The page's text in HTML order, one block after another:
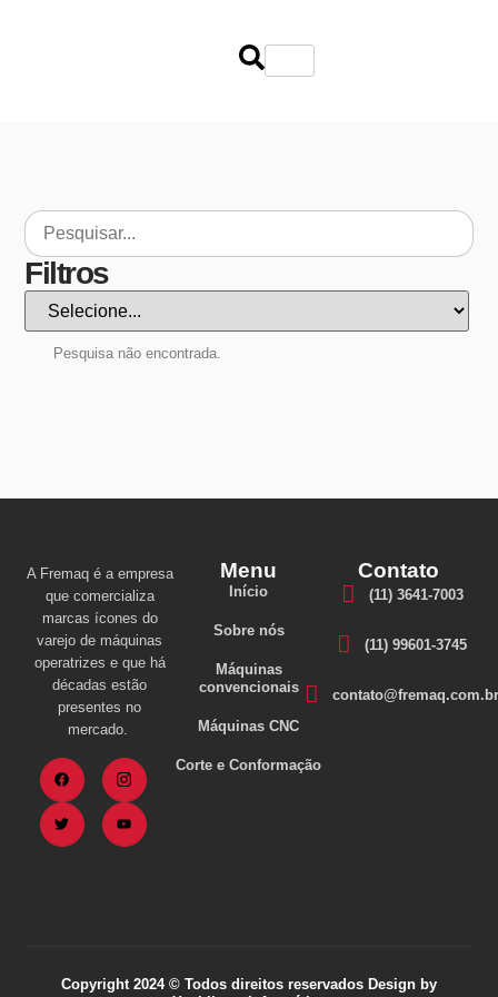
Filtros
Pesquisa não encontrada.
A Fremaq é a empresa
que comercializa
marcas ícones do
varejo de máquinas
operatrizes e que há
décadas estão
presentes no
mercado.
Menu
Início
Sobre nós
Máquinas
convencionais
Máquinas CNC
Corte e Conformação
Contato
(11) 3641-7003
(11) 99601-3745
Copyright 2024 © Todos direitos reservados Design by